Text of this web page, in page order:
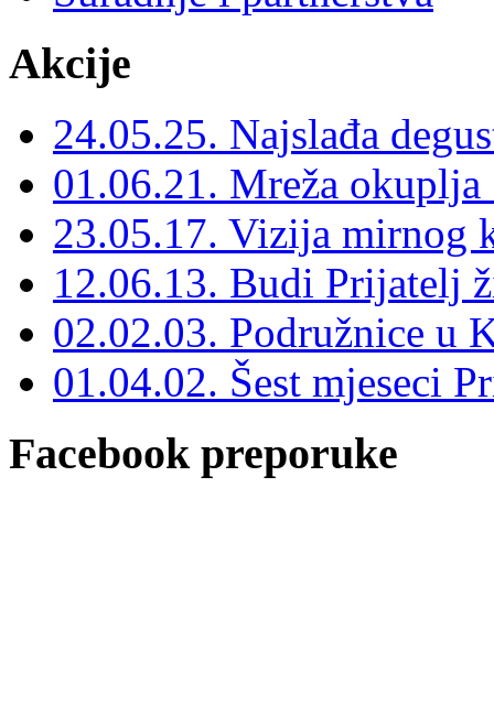
Akcije
24.05.25. Najslađa
01.06.21. Mreža
23.05.17. Vizija mirnog
12.06.13. Budi Prijatelj
02.02.03. Podružnice u
01.04.02. Šest mjeseci
Facebook preporuke